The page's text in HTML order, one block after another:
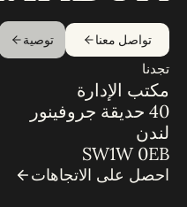
تواصل معنا توصية
تجدنا
مكتب الإدارة
40 حديقة جروفينور
لندن
SW1W 0EB
احصل على الاتجاهات